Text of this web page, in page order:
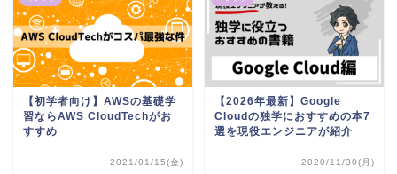
【初学者向け】AWSの基礎学
習ならAWS CloudTechがお
すすめ
2021/01/15(金)
【2026年最新】Google
Cloudの独学におすすめの本7
選を現役エンジニアが紹介
2020/11/30(月)